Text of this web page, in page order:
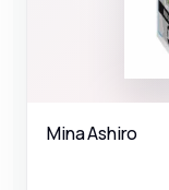
Mina Ashiro